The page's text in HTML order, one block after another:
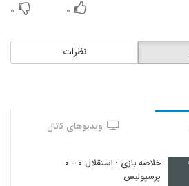
۰ ۰
نظرات
ویدیوهای کانال
خلاصه بازی ؛ استقلال ۰ - ۰
پرسپولیس